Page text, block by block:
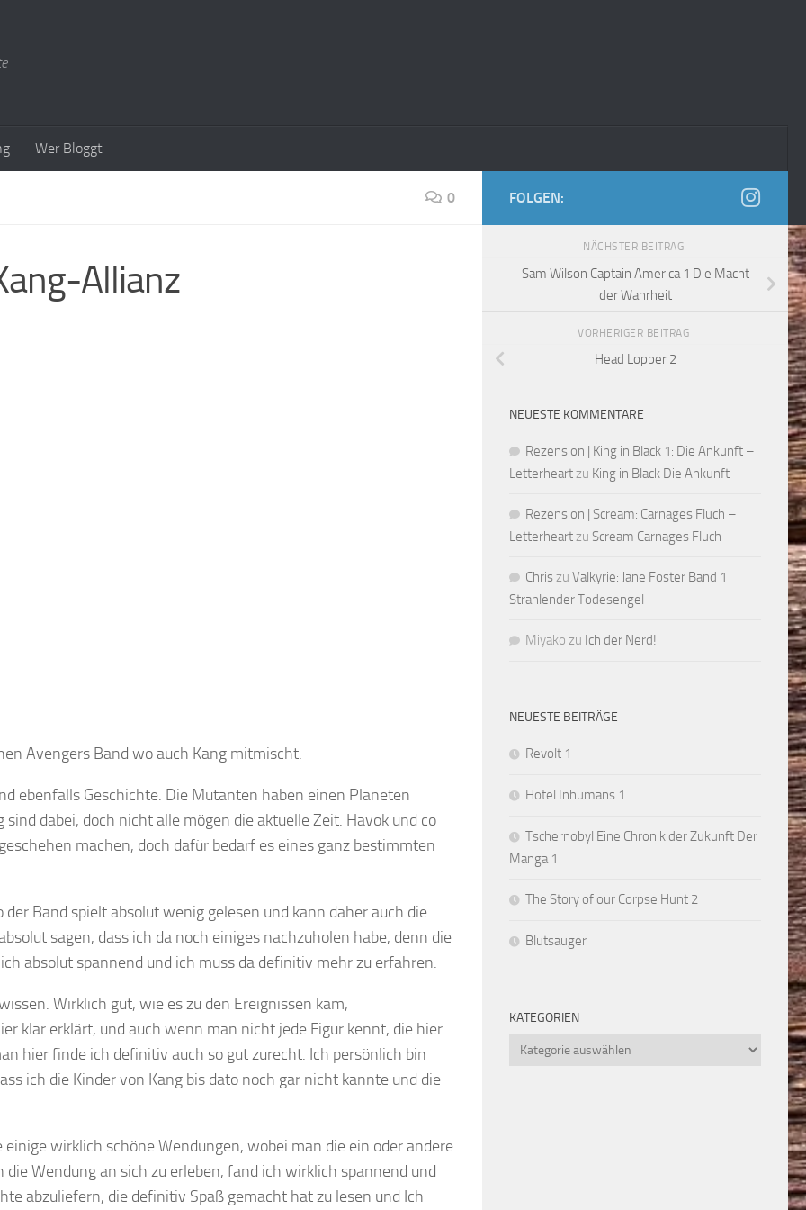
Wer Bloggt
0
Allianz
Avengers Band wo auch Kang mitmischt.
ebenfalls Geschichte. Die Mutanten haben einen Planeten
dabei, doch nicht alle mögen die aktuelle Zeit. Havok und co
machen, doch dafür bedarf es eines ganz bestimmten
Band spielt absolut wenig gelesen und kann daher auch die
sagen, dass ich da noch einiges nachzuholen habe, denn die
absolut spannend und ich muss da definitiv mehr zu erfahren.
Wirklich gut, wie es zu den Ereignissen kam,
klar erklärt, und auch wenn man nicht jede Figur kennt, die hier
hier finde ich definitiv auch so gut zurecht. Ich persönlich bin
ich die Kinder von Kang bis dato noch gar nicht kannte und die
wirklich schöne Wendungen, wobei man die ein oder andere
Wendung an sich zu erleben, fand ich wirklich spannend und
abzuliefern, die definitiv Spaß gemacht hat zu lesen und Ich
FOLGEN:
NÄCHSTER BEITRAG
Sam Wilson Captain America 1 Die Macht
der Wahrheit
VORHERIGER BEITRAG
Head Lopper 2
NEUESTE KOMMENTARE
Rezension | King in Black 1: Die Ankunft –
Letterheartzu King in Black Die Ankunft
Rezension | Scream: Carnages Fluch –
Letterheartzu Scream Carnages Fluch
Chriszu Valkyrie: Jane Foster Band 1
Strahlender Todesengel
Miyako zu Ich der Nerd!
NEUESTE BEITRÄGE
Revolt 1
Hotel Inhumans 1
Tschernobyl Eine Chronik der Zukunft Der
Manga 1
The Story of our Corpse Hunt 2
Blutsauger
KATEGORIEN
Kategorien